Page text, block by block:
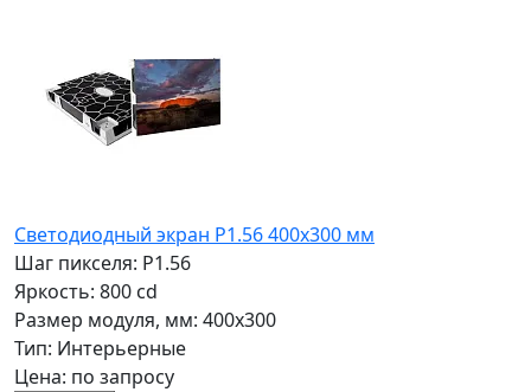
Светодиодный экран P1.56 400х300 мм
Шаг пикселя: P1.56
Яркость: 800 cd
Размер модуля, мм: 400x300
Тип: Интерьерные
Цена: по запросу